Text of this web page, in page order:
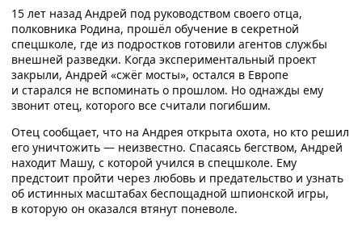
15 лет назад Андрей под руководством своего отца,
полковника Родина, прошёл обучение в секретной
спецшколе, где из подростков готовили агентов службы
внешней разведки. Когда экспериментальный проект
закрыли, Андрей «сжёг мосты», остался в Европе
и старался не вспоминать о прошлом. Но однажды ему
звонит отец, которого все считали погибшим.
Отец сообщает, что на Андрея открыта охота, но кто решил
его уничтожить — неизвестно. Спасаясь бегством, Андрей
находит Машу, с которой учился в спецшколе. Ему
предстоит пройти через любовь и предательство и узнать
об истинных масштабах беспощадной шпионской игры,
в которую он оказался втянут поневоле.